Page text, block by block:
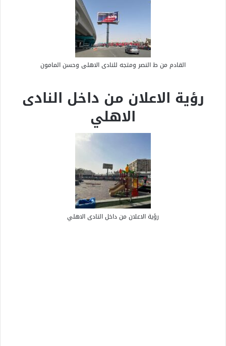
القادم من ط النصر ومتجه للنادى الاهلى وحسن المامون
رؤية الاعلان من داخل النادى
الاهلي
رؤية الاعلان من داخل النادى الاهلي